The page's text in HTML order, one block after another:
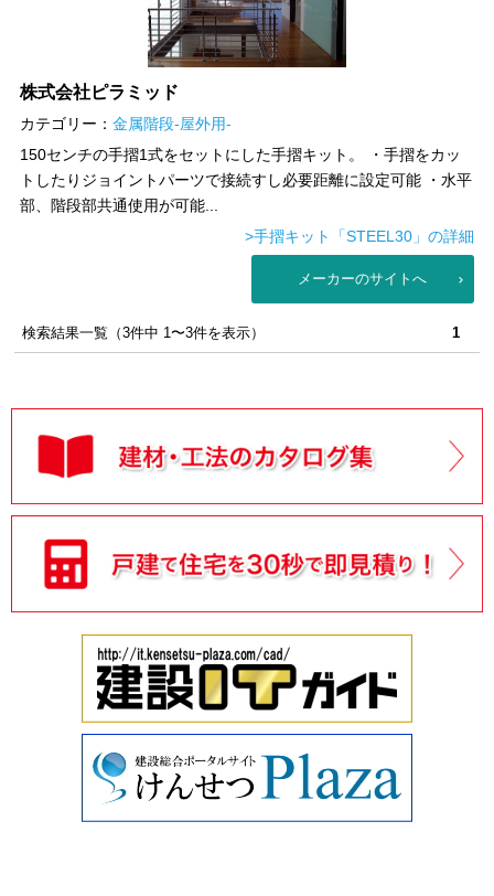
株式会社ピラミッド
カテゴリー：金属階段-屋外用-
150センチの手摺1式をセットにした手摺キット。 ・手摺をカッ
トしたりジョイントパーツで接続すし必要距離に設定可能 ・水平
部、階段部共通使用が可能...
>手摺キット「STEEL30」の詳細
メーカーのサイトへ
検索結果一覧（3件中 1〜3件を表示） 1